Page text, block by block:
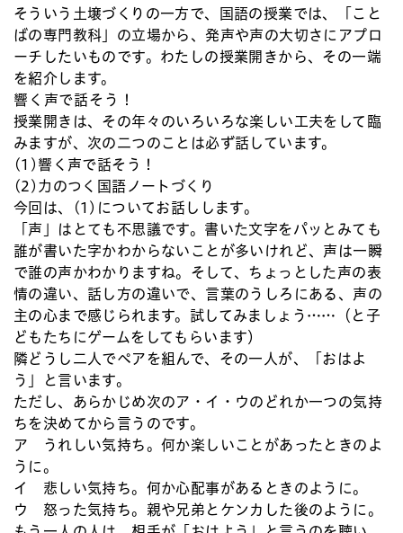
そういう土壌づくりの一方で、国語の授業では、「こと
ばの専門教科」の立場から、発声や声の大切さにアプロ
ーチしたいものです。わたしの授業開きから、その一端
を紹介します。
響く声で話そう！
授業開きは、その年々のいろいろな楽しい工夫をして臨
みますが、次の二つのことは必ず話しています。
(1)響く声で話そう！
(2)力のつく国語ノートづくり
今回は、(1)についてお話しします。
「声」はとても不思議です。書いた文字をパッとみても
誰が書いた字かわからないことが多いけれど、声は一瞬
で誰の声かわかりますね。そして、ちょっとした声の表
情の違い、話し方の違いで、言葉のうしろにある、声の
主の心まで感じられます。試してみましょう……（と子
どもたちにゲームをしてもらいます）
隣どうし二人でペアを組んで、その一人が、「おはよ
う」と言います。
ただし、あらかじめ次のア・イ・ウのどれか一つの気持
ちを決めてから言うのです。
ア うれしい気持ち。何か楽しいことがあったときのよ
うに。
イ 悲しい気持ち。何か心配事があるときのように。
ウ 怒った気持ち。親や兄弟とケンカした後のように。